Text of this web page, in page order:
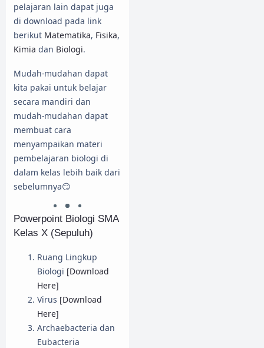
pelajaran lain dapat juga
di download pada link
berikut Matematika, Fisika,
Kimia dan Biologi.
Mudah-mudahan dapat
kita pakai untuk belajar
secara mandiri dan
mudah-mudahan dapat
membuat cara
menyampaikan materi
pembelajaran biologi di
dalam kelas lebih baik dari
sebelumnya😏
Powerpoint Biologi SMA
Kelas X (Sepuluh)
Ruang Lingkup
Biologi [Download
Here]
Virus [Download
Here]
Archaebacteria dan
Eubacteria